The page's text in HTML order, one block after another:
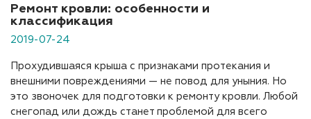
Ремонт кровли: особенности и
классификация
2019-07-24
Прохудившаяся крыша с признаками протекания и
внешними повреждениями — не повод для уныния. Но
это звоночек для подготовки к ремонту кровли. Любой
снегопад или дождь станет проблемой для всего